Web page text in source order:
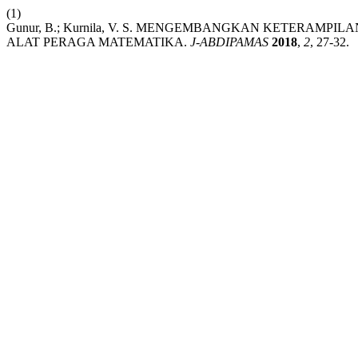
(1)
Gunur, B.; Kurnila, V. S. MENGEMBANGKAN
ALAT PERAGA MATEMATIKA. J-ABDIPAMAS 2018, 2, 27-32.